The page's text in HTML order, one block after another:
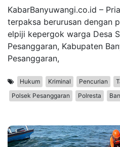
KabarBanyuwangi.co.id –
terpaksa berurusan dengan
elpiji kepergok warga Desa
Pesanggaran, Kabupaten
Pesanggaran,
Hukum Kriminal Pencurian
Polsek Pesanggaran
Polresta